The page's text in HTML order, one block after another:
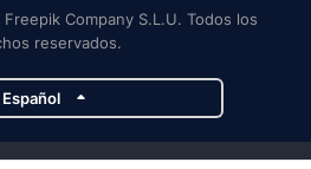
Company S.L.U. Todos los
reservados.
Español